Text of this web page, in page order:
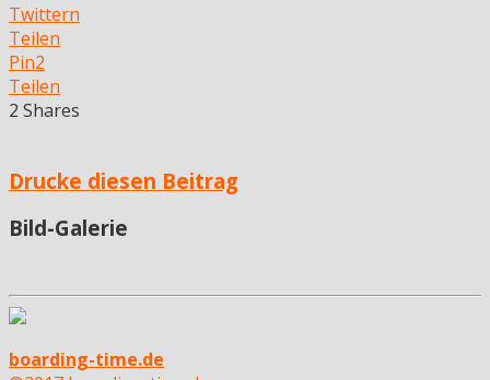
Twittern
Teilen
Pin2
Teilen
2 Shares
Drucke diesen Beitrag
Bild-Galerie
boarding-time.de